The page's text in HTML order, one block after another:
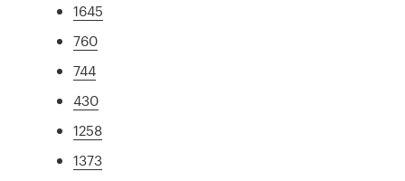
1645
760
744
430
1258
1373